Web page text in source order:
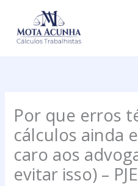
Por que erros
cálculos ainda
caro aos
evitar isso) –